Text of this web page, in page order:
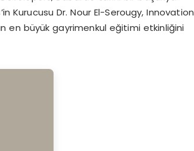
Kurucusu Dr. Nour El-Serougy, Innovation
en büyük gayrimenkul eğitimi etkinliğini